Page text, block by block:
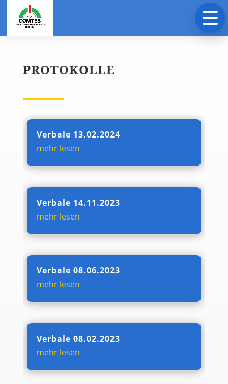
PROTOKOLLE
Verbale 13.02.2024
mehr lesen
Verbale 14.11.2023
mehr lesen
Verbale 08.06.2023
mehr lesen
Verbale 08.02.2023
mehr lesen